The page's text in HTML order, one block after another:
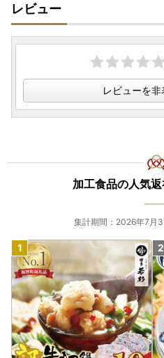
レビュー
レビューを
加工食品の人気
集計期間：2026年7月